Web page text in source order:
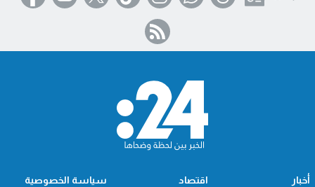
أخبار اقتصاد سياسة الخصوصية